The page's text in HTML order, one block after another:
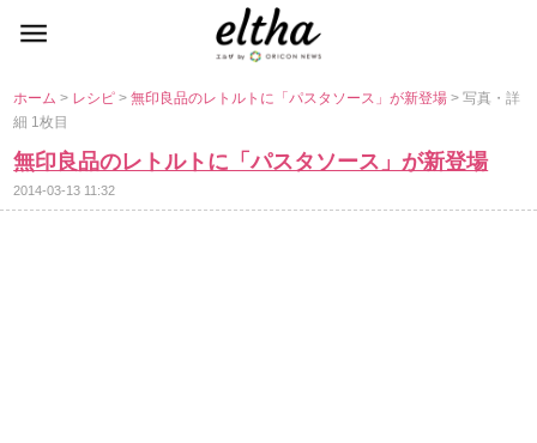
ホーム> レシピ>無印良品のレトルトに「パスタソース」が新登場> 写真・詳
細 1枚目
無印良品のレトルトに「パスタソース」が新登場
2014-03-13 11:32